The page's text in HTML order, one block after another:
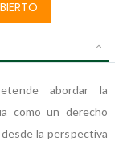
abordar la
como un derecho
la perspectiva